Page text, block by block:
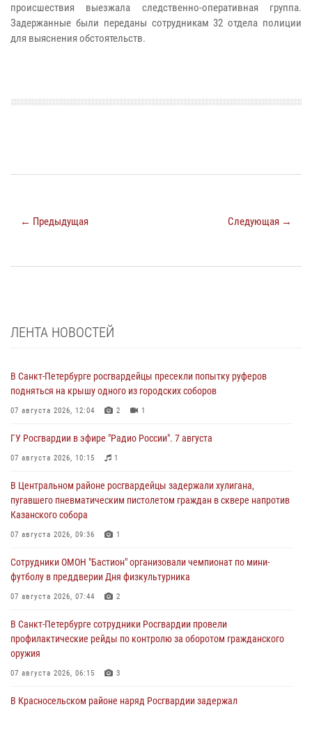
происшествия выезжала следственно-оперативная группа.
Задержанные были переданы сотрудникам 32 отдела полиции
для выяснения обстоятельств.
← Предыдущая Следующая →
ЛЕНТА НОВОСТЕЙ
В Санкт-Петербурге росгвардейцы пресекли попытку руферов
подняться на крышу одного из городских соборов
07 августа 2026, 12:04 2 1
ГУ Росгвардии в эфире "Радио России". 7 августа
07 августа 2026, 10:15 1
В Центральном районе росгвардейцы задержали хулигана,
пугавшего пневматическим пистолетом граждан в сквере напротив
Казанского собора
07 августа 2026, 09:36 1
Сотрудники ОМОН "Бастион" организовали чемпионат по мини-
футболу в преддверии Дня физкультурника
07 августа 2026, 07:44 2
В Санкт-Петербурге сотрудники Росгвардии провели
профилактические рейды по контролю за оборотом гражданского
оружия
07 августа 2026, 06:15 3
В Красносельском районе наряд Росгвардии задержал